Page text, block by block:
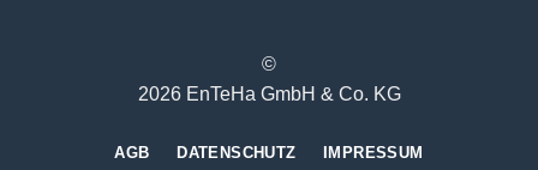
©
2026 EnTeHa GmbH & Co. KG
AGB DATENSCHUTZ IMPRESSUM